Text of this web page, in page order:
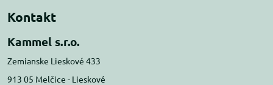
Kontakt
Kammel s.r.o.
Zemianske Lieskové 433
913 05 Melčice - Lieskové